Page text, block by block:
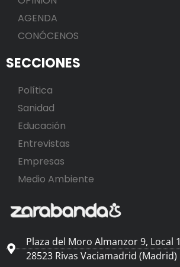
AGENDA
CONÓCENOS
SECCIONES
Política
Sanidad
Educación
Entrevistas
Empresas
Medio Ambiente
Plaza del Moro Almanzor 9, Local 1
28523 Rivas Vaciamadrid (Madrid)